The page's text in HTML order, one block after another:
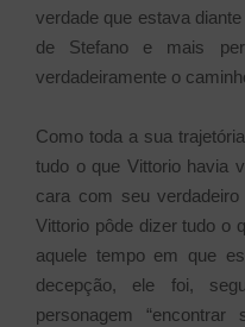
verdade que estava
de Stefano e mais
verdadeiramente o
Como toda a sua
tudo o que Vittorio havia
cara com seu
Vittorio pôde dizer tudo o
aquele tempo em que
decepção, ele foi,
personagem